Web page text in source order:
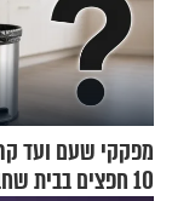
מפקקי שעם ועד
10 חפצים בבית